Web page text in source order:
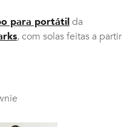
para portátilda
, com solas feitas a partir